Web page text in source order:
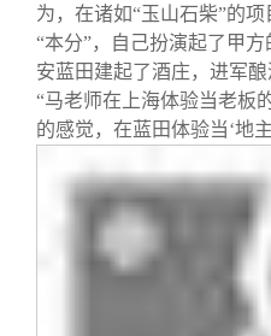
为，在诸如“玉山石柴”的
“本分”，自己扮演起了甲
安蓝田建起了酒庄，进军酿
“马老师在上海体验当老板
的感觉，在蓝田体验当‘地